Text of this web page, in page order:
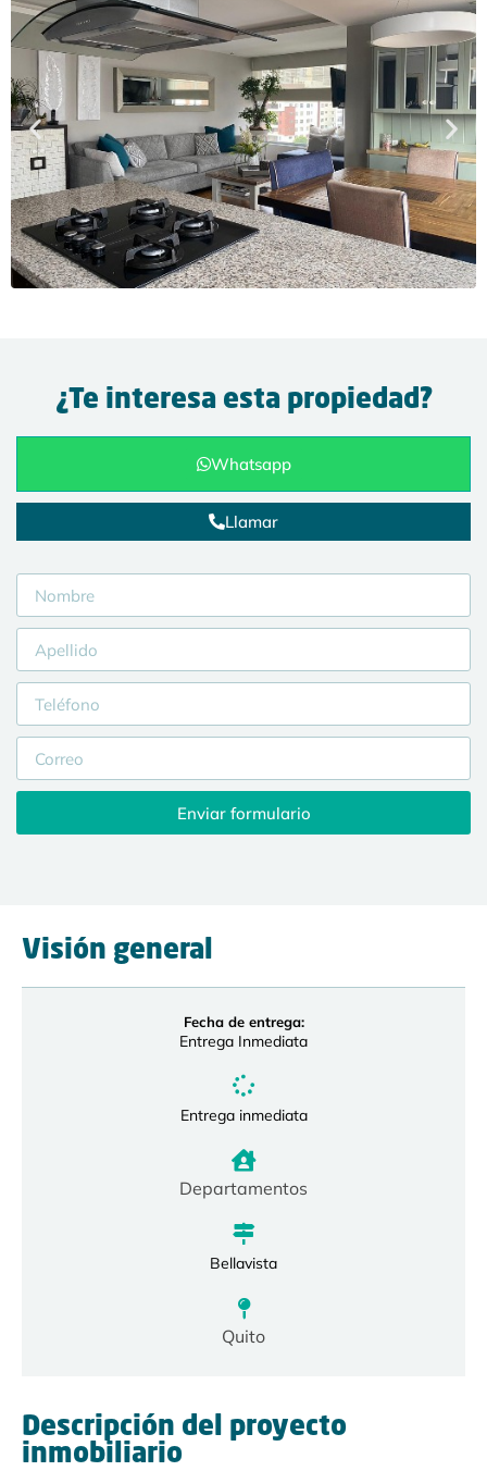
Visión general
Fecha de entrega:
Entrega Inmediata
Entrega inmediata
Departamentos
Bellavista
Quito
Descripción del proyecto
inmobiliario
¿Te interesa esta propiedad?
Whatsapp
Llamar
Enviar formulario